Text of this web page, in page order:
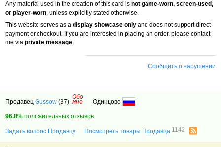
Any material used in the creation of this card isnot game-worn, screen-used,
or player-worn, unless explicitly stated otherwise.
This website serves as adisplay showcase only and does not support direct
payment or checkout. If you are interested in placing an order, please contact
me viaprivate message.
Сообщить о нарушении
ПродавецGussow (37)
Обо
мне Одинцово
96.8% положительных отзывов
Задать вопрос Продавцу Посмотреть товары Продавца 1142